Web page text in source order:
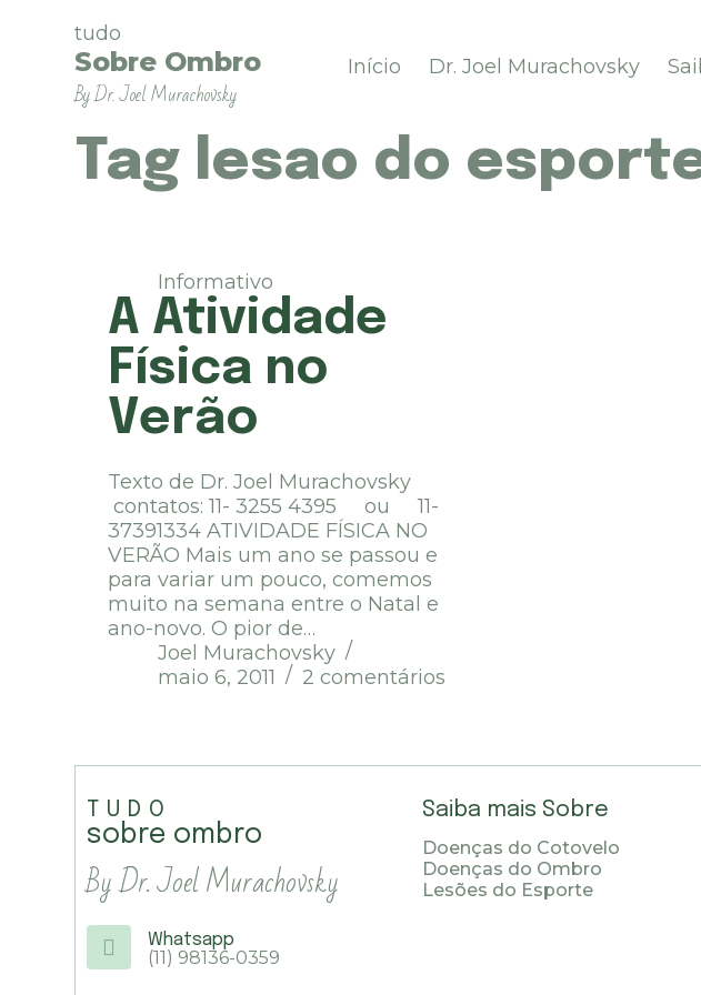
tudo
Sobre Ombro
By Dr. Joel Murachovsky
Início Dr. Joel Murachovsky
Tag lesao do
Informativo
A Atividade
Física no
Verão
Texto de Dr. Joel Murachovsky
contatos: 11- 3255 4395 ou 11-
37391334 ATIVIDADE FÍSICA NO
VERÃO Mais um ano se passou e
para variar um pouco, comemos
muito na semana entre o Natal e
ano-novo. O pior de…
Joel Murachovsky
maio 6, 2011
2 comentários
TUDO
sobre ombro
By Dr. Joel Murachovsky
Whatsapp
(11) 98136-0359
Saiba mais Sobre
Doenças do Cotovelo
Doenças do Ombro
Lesões do Esporte